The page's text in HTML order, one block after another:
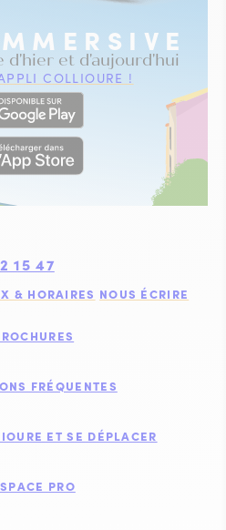
d'hier et d'aujourd'hui
COLLIOURE !
15 47
& HORAIRES NOUS ÉCRIRE
FRÉQUENTES
ET SE DÉPLACER
PRO